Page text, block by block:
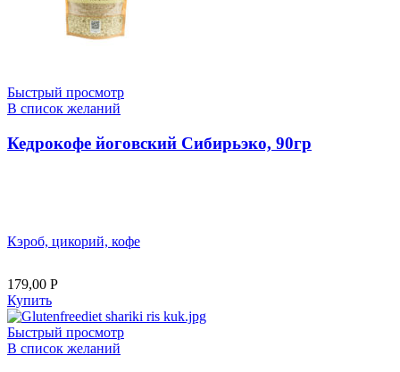
Быстрый просмотр
В список желаний
Кедрокофе йоговский Сибирьэко, 90гр
Кэроб, цикорий, кофе
179,00 Р
Купить
Быстрый просмотр
В список желаний